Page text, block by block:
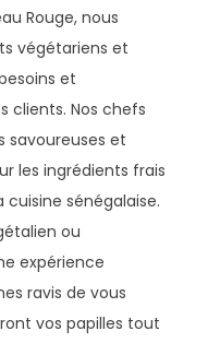
Rouge, nous
végétariens et
et
clients. Nos chefs
savoureuses et
les ingrédients frais
sénégalaise.
ou
expérience
ravis de vous
vos papilles tout